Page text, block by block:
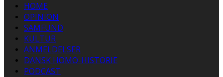
HOME
OPINION
SAMFUND
KULTUR
ANMELDELSER
DANSK HOMO-HISTORIE
PODCAST